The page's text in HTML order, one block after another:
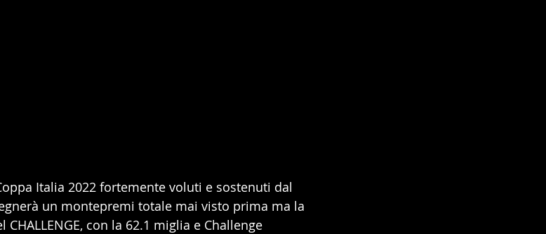
Italia 2022 fortemente voluti e sostenuti dal
un montepremi totale mai visto prima ma la
con la 62.1 miglia e Challenge